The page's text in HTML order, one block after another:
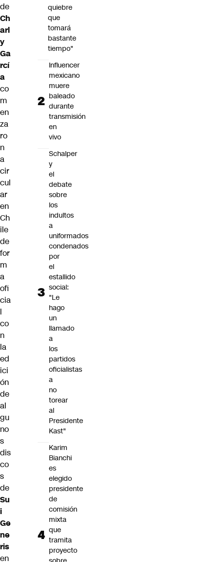
de
Ch
arl
y
Ga
rcí
a
co
m
en
za
ro
n
a
cir
cul
ar
en
Ch
ile
de
for
m
a
ofi
cia
l
co
n
la
ed
ici
ón
de
al
gu
no
s
dis
co
s
de
Su
i
Ge
ne
ris
en
quiebre
que
tomará
bastante
tiempo"
Influencer
mexicano
muere
baleado
durante
transmisión
en
vivo
Schalper
y
el
debate
sobre
los
indultos
a
uniformados
condenados
por
el
estallido
social:
"Le
hago
un
llamado
a
los
partidos
oficialistas
a
no
torear
al
Presidente
Kast"
Karim
Bianchi
es
elegido
presidente
de
comisión
mixta
que
tramita
proyecto